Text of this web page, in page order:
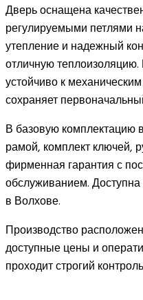
Дверь оснащена
регулируемыми петлями
утепление и надежный
отличную
устойчиво к
сохраняет
В базовую комплектацию
рамой, комплект ключей,
фирменная гарантия с
обслуживанием.
в Волхове.
Производство
доступные цены и
проходит строгий